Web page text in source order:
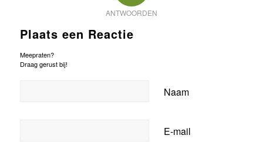
ANTWOORDEN
Plaats een Reactie
Meepraten?
Draag gerust bij!
Naam
E-mail